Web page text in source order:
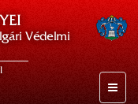
Védelmi